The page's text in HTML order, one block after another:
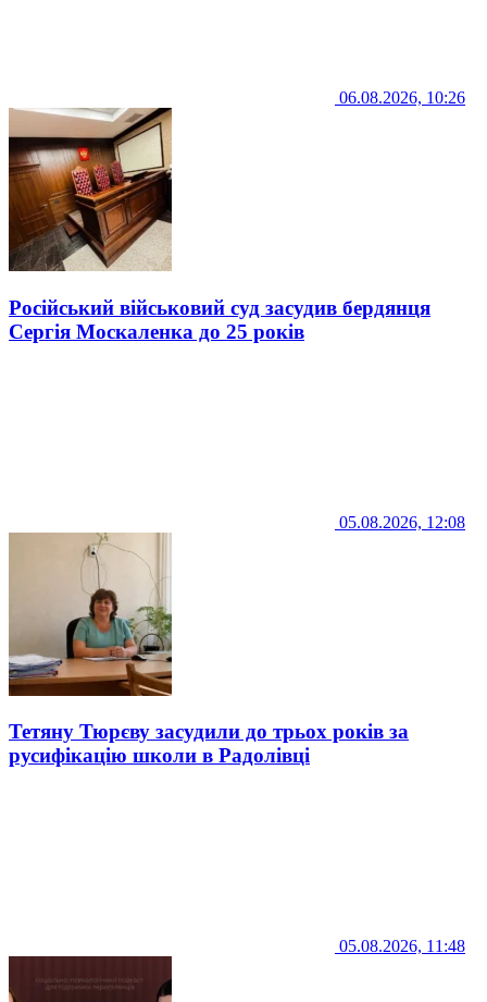
06.08.2026, 10:26
Російський військовий суд засудив бердянця
Сергія Москаленка до 25 років
05.08.2026, 12:08
Тетяну Тюрєву засудили до трьох років за
русифікацію школи в Радолівці
05.08.2026, 11:48